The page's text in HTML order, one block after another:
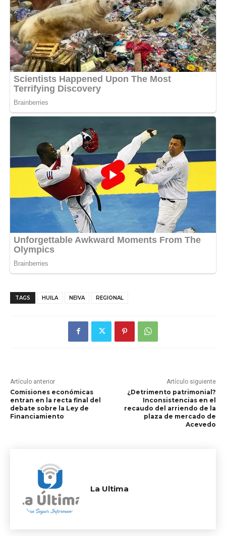
TAGS HUILA NEIVA REGIONAL
Artículo anterior
Comisiones económicas
entran en la recta final del
debate sobre la Ley de
Financiamiento
Artículo siguiente
¿Detrimento patrimonial?
Inconsistencias en el
recaudo del arriendo de la
plaza de mercado de
Acevedo
La Ultima